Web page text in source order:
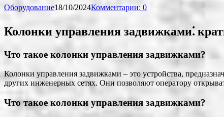
Оборудование18/10/2024Комментарии: 0
Колонки управления задвижками⁚
Что такое колонки управления задвижками?
Колонки управления задвижками – это устройства,
других инженерных сетях. Они позволяют оператору
Что такое колонки управления задвижками?